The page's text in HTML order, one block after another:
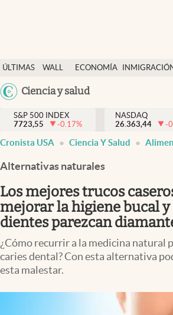
ÚLTIMAS
NOTICIAS
WALL
DÓLAR
ECONOMÍA
Ciencia y salud
Finanzas y economía
Wall Street y dólar
Inmigración
Espiritual
Streaming
PC y mobile
Lifestyle
S&P 500 INDEX
7723,55
-0.17%
NASDAQ
26.363,44
-
Cronista USA Ciencia Y Salud
Alternativas naturales
Los mejores trucos
mejorar la higiene bucal y
dientes parezcan
¿Cómo recurrir a la medicina natural
caries dental? Con esta alternativa
esta malestar.